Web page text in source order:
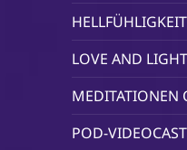
LOVE AND LIGHT
MEDITATIONEN
POD-